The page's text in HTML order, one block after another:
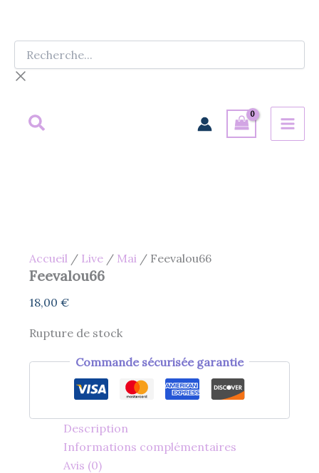
contenu
Recherche...
Accueil / Live/ Mai / Feevalou66
Feevalou66
18,00 €
Rupture de stock
Commande sécurisée garantie
Description
Informations complémentaires
Avis (0)